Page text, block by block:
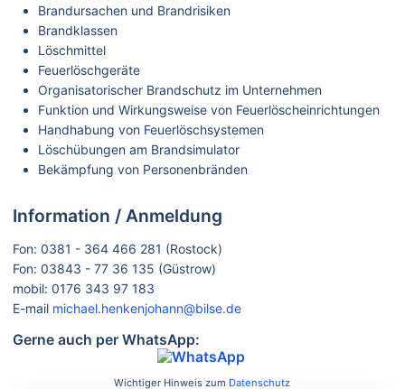
Brandursachen und Brandrisiken
Brandklassen
Löschmittel
Feuerlöschgeräte
Organisatorischer Brandschutz im Unternehmen
Funktion und Wirkungsweise von Feuerlöscheinrichtungen
Handhabung von Feuerlöschsystemen
Löschübungen am Brandsimulator
Bekämpfung von Personenbränden
Information / Anmeldung
Fon: 0381 - 364 466 281 (Rostock)
Fon: 03843 - 77 36 135 (Güstrow)
mobil: 0176 343 97 183
E-mail michael.henkenjohann@bilse.de
Gerne auch per WhatsApp:
Wichtiger Hinweis zum Datenschutz